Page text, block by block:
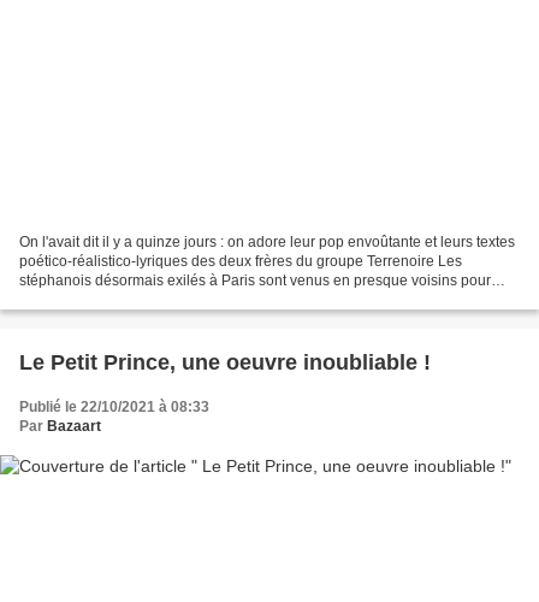
On l'avait dit il y a quinze jours : on adore leur pop envoûtante et leurs textes
poético-réalistico-lyriques des deux frères du groupe Terrenoire Les
stéphanois désormais exilés à Paris sont venus en presque voisins pour
Le Petit Prince, une oeuvre inoubliable !
Publié le 22/10/2021 à 08:33
Par Bazaart